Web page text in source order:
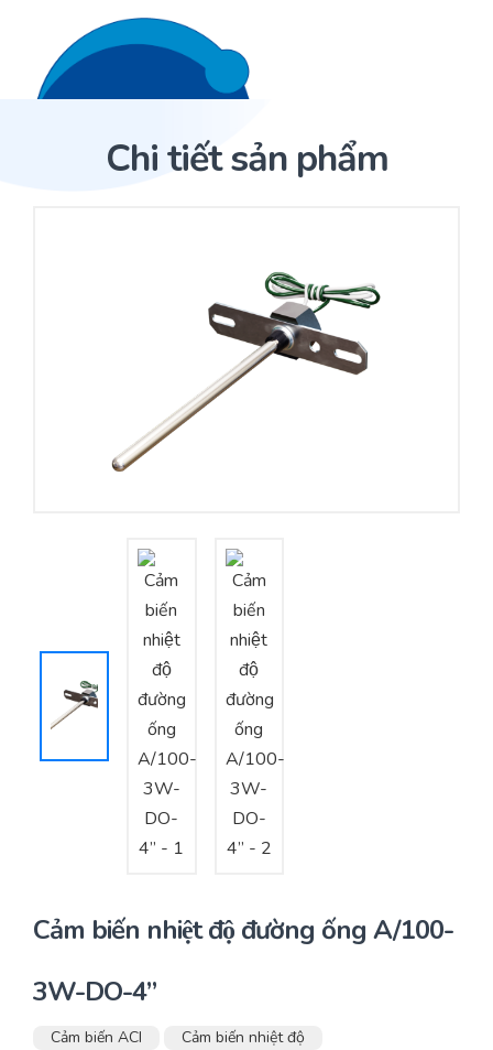
Trang Chủ
Nhà sản xuất thiết bị điều khiển
Cung cấp giải pháp quản lý cho toà nhà (BMS)
Tư vấn – Thiết kế – Cung cấp thiết bị HVAC
Tư vấn thiết kế, thi công tủ điều khiển
Thi công – Lắp đặt hệ thống HVAC
Chi tiết sản phẩm
Cảm biến nhiệt độ đường ống A/100-
3W-DO-4”
Cảm biến ACI Cảm biến nhiệt độ